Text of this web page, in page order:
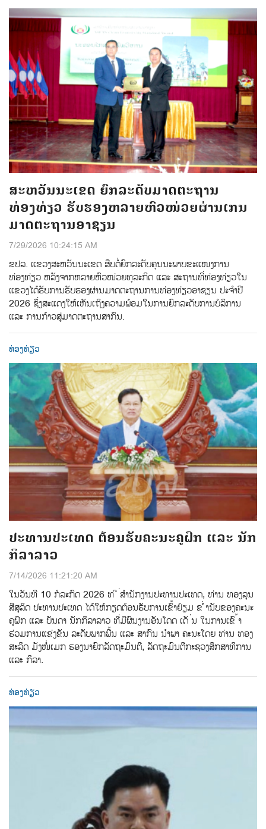
ສະຫວັນນະເຂດ ຍົກລະດັບມາດຕະຖານ
ທ່ອງທ່ຽວ ຮັບຮອງຫລາຍຫົວໜ່ວຍຜ່ານເກນ
ມາດຕະຖານອາຊຽນ
7/29/2026 10:24:15 AM
ຂປລ. ແຂວງສະຫວັນນະເຂດ ສືບຕໍ່ຍົກລະດັບຄຸນນະພາບຂະແໜງການ
ທ່ອງທ່ຽວ ຫລັງຈາກຫລາຍຫົວໜ່ວຍທຸລະກິດ ແລະ ສະຖານທີ່ທ່ອງທ່ຽວໃນ
ແຂວງໄດ້ຮັບການຮັບຮອງຜ່ານມາດຕະຖານການທ່ອງທ່ຽວອາຊຽນ ປະຈຳປີ
2026 ຊຶ່ງສະແດງໃຫ້ເຫັນເຖິງຄວາມພ້ອມໃນການຍົກລະດັບການບໍລິການ
ແລະ ການກ້າວສູ່ມາດຕະຖານສາກົນ.
ທ່ອງທ່ຽວ
ປະທານປະເທດ ຕ້ອນຮັບຄະນະຄູຝຶກ ແລະ ນັກ
ກິລາລາວ
7/14/2026 11:21:20 AM
ໃນວັນທີ 10 ກໍລະກົດ 2026 ທ ີ ່ສໍານັກງານປະທານປະເທດ, ທ່ານ ທອງລຸນ
ສີສຸລິດ ປະທານປະເທດ ໄດ້ໃຫ້ກຽດຕ້ອນຮັບການເຂົ້າຢ້ຽມ ຂ ໍ່ານັບຂອງຄະນະ
ຄູຝຶກ ແລະ ບັນດາ ນັກກິລາລາວ ທີ່ມີຜົນງານອັນໂດດ ເດັ ່ນ ໃນການເຂົ ້າ
ຮ່ວມການແຂ່ງຂັນ ລະດັບພາກພື້ນ ແລະ ສາກົນ ນຳພາ ຄະນະໂດຍ ທ່ານ ທອງ
ສະລິດ ມັງໜໍ່ເມກ ຮອງນາຍົກລັດຖະມົນຕີ, ລັດຖະມົນຕີກະຊວງສຶກສາທິການ
ແລະ ກິລາ.
ທ່ອງທ່ຽວ